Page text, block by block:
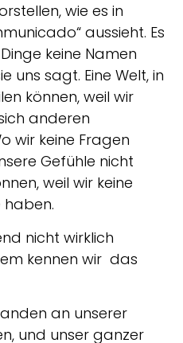
wie es in
aussieht. Es
keine Namen
uns sagt. Eine Welt, in
können, weil wir
anderen
wir keine Fragen
Gefühle nicht
weil wir keine
nicht wirklich
kennen wir das
an unserer
und unser ganzer